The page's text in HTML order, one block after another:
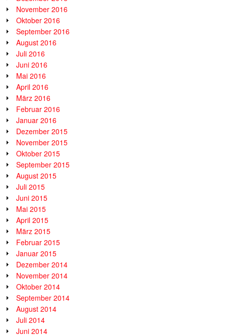
November 2016
Oktober 2016
September 2016
August 2016
Juli 2016
Juni 2016
Mai 2016
April 2016
März 2016
Februar 2016
Januar 2016
Dezember 2015
November 2015
Oktober 2015
September 2015
August 2015
Juli 2015
Juni 2015
Mai 2015
April 2015
März 2015
Februar 2015
Januar 2015
Dezember 2014
November 2014
Oktober 2014
September 2014
August 2014
Juli 2014
Juni 2014